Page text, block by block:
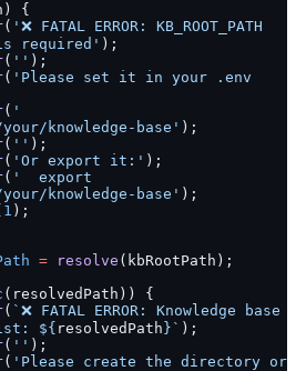
{
( '❌ FATAL ERROR: KB_ROOT_PATH
required' );
( '' );
( 'Please set it in your .env
( '
your/knowledge-base' );
( '' );
( 'Or export it:' );
( '  export
your/knowledge-base' );
1 );
= resolve (kbRootPath);
(resolvedPath)) {
( `❌ FATAL ERROR: Knowledge base
${ resolvedPath }` );
( '' );
( 'Please create the directory or